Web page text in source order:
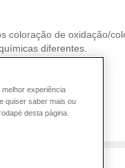
coloração de oxidação/
diferentes.
experiência
quiser saber mais ou
desta página.